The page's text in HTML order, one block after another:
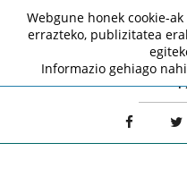
Webgune honek cookie-
errazteko, publizitatea
Informazio gehiago